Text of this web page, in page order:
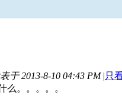
于 2013-8-10 04:43 PM |只
么。。。。。